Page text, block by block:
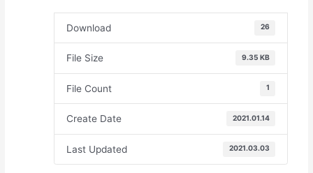
Download 26
File Size 9.35 KB
File Count 1
Create Date 2021.01.14
Last Updated 2021.03.03